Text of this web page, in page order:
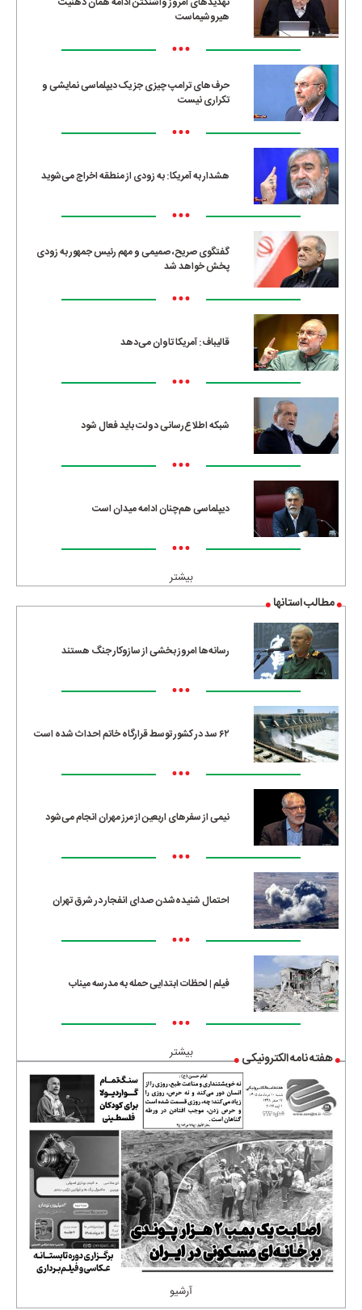
هیروشیماست
•••
حرف‌های ترامپ چیزی جز یک دیپلماسی نمایشی و
تکراری نیست
•••
هشدار به آمریکا: به زودی از منطقه اخراج می‌شوید
•••
گفتگوی صریح، صمیمی و مهم رئیس جمهور به زودی
پخش خواهد شد
•••
قالیباف: آمریکا تاوان می‌دهد
•••
شبکه اطلاع‌رسانی دولت باید فعال شود
•••
دیپلماسی هم‌چنان ادامه میدان است
•••
بیشتر
مطالب استانها
رسانه‌ها امروز بخشی از سازوکار جنگ هستند
•••
۶۲ سد در کشور توسط قرارگاه خاتم احداث شده است
•••
نیمی از سفرهای اربعین از مرز مهران انجام می‌شود
•••
احتمال شنیده‌شدن صدای انفجار در شرق تهران
•••
فیلم | لحظات ابتدایی حمله به مدرسه میناب
•••
بیشتر هفته نامه الکترونیکی
آرشیو